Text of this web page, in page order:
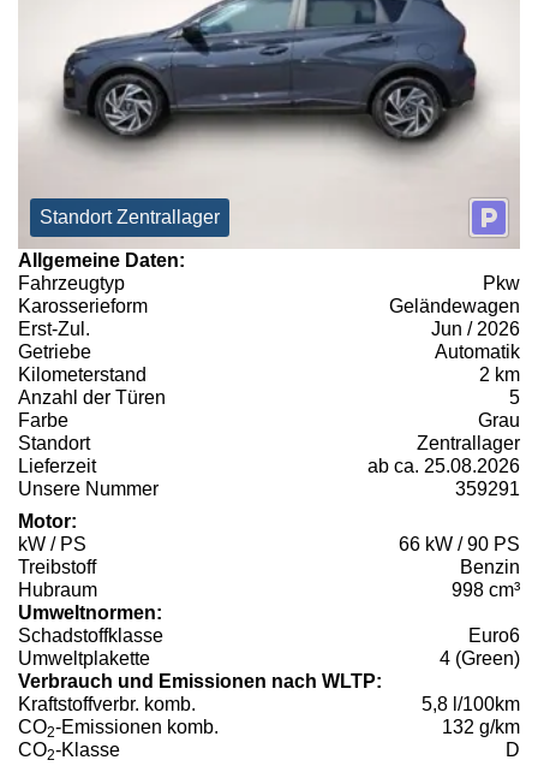
Standort Zentrallager
Allgemeine Daten:
Fahrzeugtyp
Pkw
Karosserieform
Geländewagen
Erst-Zul.
Jun / 2026
Getriebe
Automatik
Kilometerstand
2 km
Anzahl der Türen
5
Farbe
Grau
Standort
Zentrallager
Lieferzeit
ab ca. 25.08.2026
Unsere Nummer
359291
Motor:
kW / PS
66 kW / 90 PS
Treibstoff
Benzin
Hubraum
998 cm³
Umweltnormen:
Schadstoffklasse
Euro6
Umweltplakette
4 (Green)
Verbrauch und Emissionen nach WLTP:
Kraftstoffverbr. komb.
5,8 l/100km
CO2-Emissionen komb.
132 g/km
CO2-Klasse D